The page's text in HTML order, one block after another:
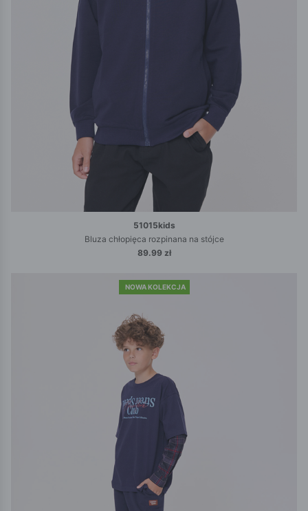
51015kids
Bluza chłopięca rozpinana na stójce
89.99 zł
NOWA KOLEKCJA